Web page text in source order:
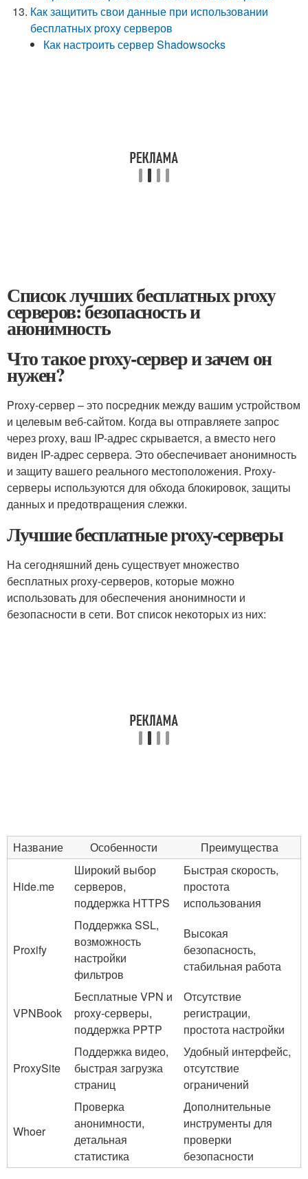
Как защитить свои данные при использовании
бесплатных proxy серверов
Как настроить сервер Shadowsocks
Список лучших бесплатных proxy
серверов: безопасность и
анонимность
Что такое proxy-сервер и зачем он
нужен?
Proxy-сервер – это посредник между вашим устройством
и целевым веб-сайтом. Когда вы отправляете запрос
через proxy, ваш IP-адрес скрывается, а вместо него
виден IP-адрес сервера. Это обеспечивает анонимность
и защиту вашего реального местоположения. Proxy-
серверы используются для обхода блокировок, защиты
данных и предотвращения слежки.
Лучшие бесплатные proxy-серверы
На сегодняшний день существует множество
бесплатных proxy-серверов, которые можно
использовать для обеспечения анонимности и
безопасности в сети. Вот список некоторых из них:
Название Особенности Преимущества
Hide.me
Широкий выбор
серверов,
поддержка HTTPS
Быстрая скорость,
простота
использования
Proxify
Поддержка SSL,
возможность
настройки
фильтров
Высокая
безопасность,
стабильная работа
VPNBook
Бесплатные VPN и
proxy-серверы,
поддержка PPTP
Отсутствие
регистрации,
простота настройки
ProxySite
Поддержка видео,
быстрая загрузка
страниц
Удобный интерфейс,
отсутствие
ограничений
Whoer
Проверка
анонимности,
детальная
статистика
Дополнительные
инструменты для
проверки
безопасности